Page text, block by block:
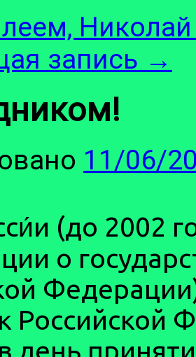
запись →
11/06/
(до 2002
о
Российской